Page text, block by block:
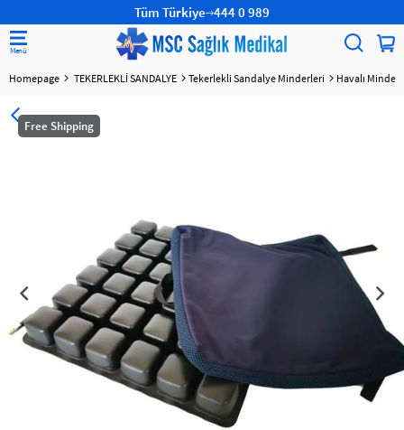
Tüm Türkiye 444 0 989
Homepage TEKERLEKLİ SANDALYE Tekerlekli Sandalye Minderleri Havalı Minder
Free Shipping